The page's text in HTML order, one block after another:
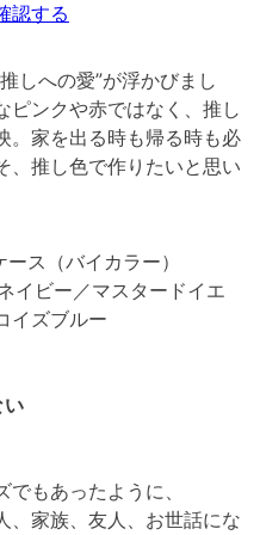
認する
しへの愛”が浮かびまし
ピンクや赤ではなく、推し
。家を出る時も帰る時も必
、推し色で作りたいと思い
ス（バイカラー）
イビー／マスタードイエ
イズブルー
もあったように、
、家族、友人、お世話にな